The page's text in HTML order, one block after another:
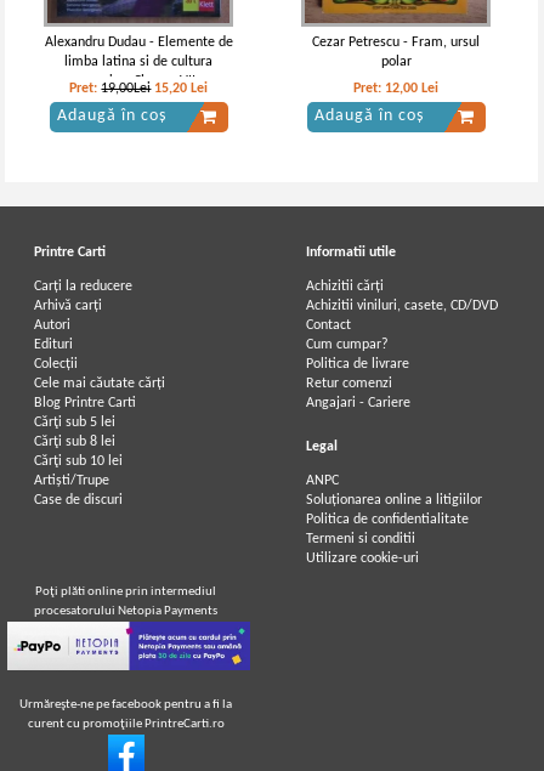
Alexandru Dudau - Elemente de
limba latina si de cultura
romanica. Clasa a VII-a
Pret:19,00Lei 15,20 Lei
Adaugă în coș
Cezar Petrescu - Fram, ursul
polar
Pret: 12,00 Lei
Adaugă în coș
Printre Carti
Carți la reducere
Arhivă carți
Autori
Edituri
Colecții
Cele mai căutate cărți
Blog Printre Carti
Cărţi sub 5 lei
Cărţi sub 8 lei
Cărţi sub 10 lei
Artiști/Trupe
Case de discuri
Informatii utile
Achizitii cărți
Achizitii viniluri, casete, CD/DVD
Contact
Cum cumpar?
Politica de livrare
Retur comenzi
Angajari - Cariere
Legal
ANPC
Soluționarea online a litigiilor
Politica de confidentialitate
Termeni si conditii
Utilizare cookie-uri
Poţi plăti online prin intermediul
procesatorului Netopia Payments
Urmăreşte-ne pe facebook pentru a fi la
curent cu promoţiile PrintreCarti.ro